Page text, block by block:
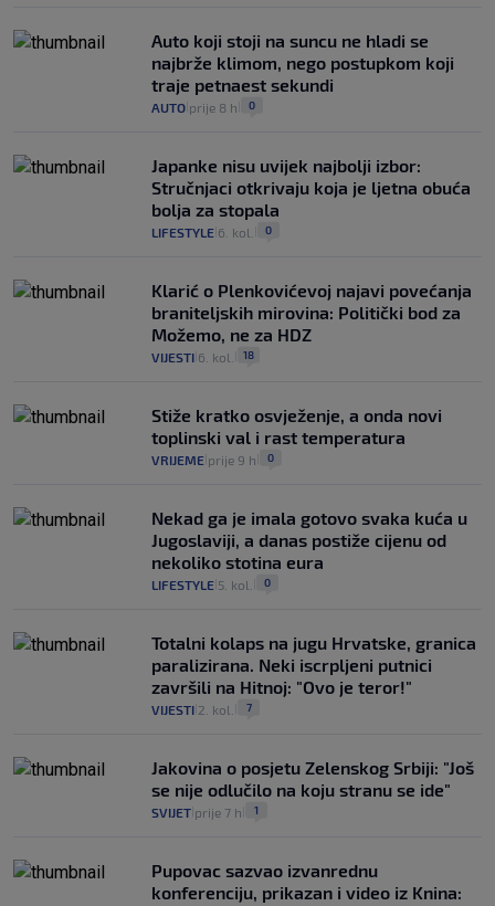
Auto koji stoji na suncu ne hladi se
najbrže klimom, nego postupkom koji
traje petnaest sekundi
AUTO prije 8 h 0
Japanke nisu uvijek najbolji izbor:
Stručnjaci otkrivaju koja je ljetna obuća
bolja za stopala
LIFESTYLE 6. kol. 0
Klarić o Plenkovićevoj najavi povećanja
braniteljskih mirovina: Politički bod za
Možemo, ne za HDZ
VIJESTI 6. kol. 18
Stiže kratko osvježenje, a onda novi
toplinski val i rast temperatura
VRIJEME prije 9 h 0
Nekad ga je imala gotovo svaka kuća u
Jugoslaviji, a danas postiže cijenu od
nekoliko stotina eura
LIFESTYLE 5. kol. 0
Totalni kolaps na jugu Hrvatske, granica
paralizirana. Neki iscrpljeni putnici
završili na Hitnoj: "Ovo je teror!"
VIJESTI 2. kol. 7
Jakovina o posjetu Zelenskog Srbiji: "Još
se nije odlučilo na koju stranu se ide"
SVIJET prije 7 h 1
Pupovac sazvao izvanrednu
konferenciju, prikazan i video iz Knina: